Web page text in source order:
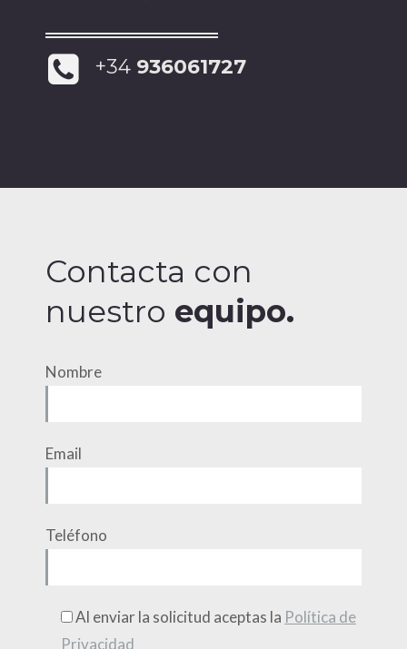
+34 936061727
Contacta con
nuestro equipo.
Nombre
Email
Teléfono
Al enviar la solicitud aceptas la Política de
Privacidad